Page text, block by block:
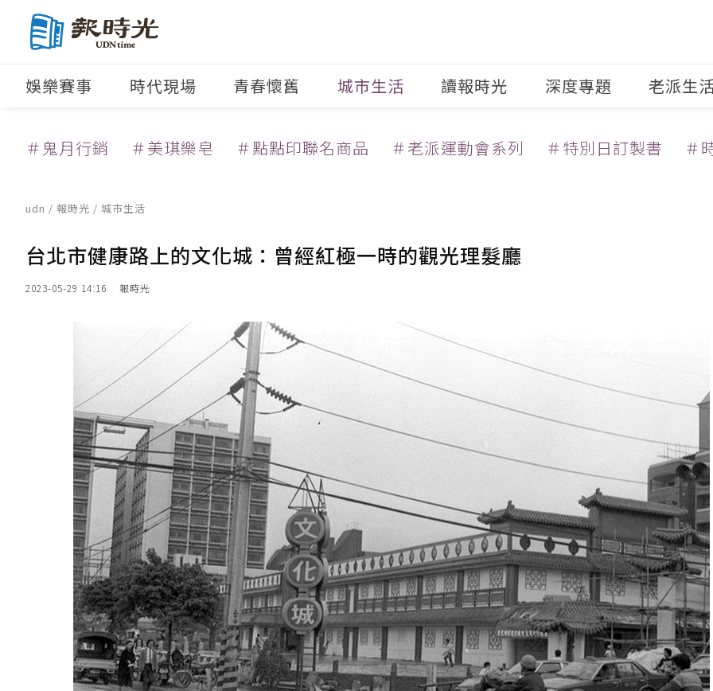
娛樂賽事 時代現場 青春懷舊 城市生活 讀報時光 深度專題 老派生
＃鬼月行銷 ＃美琪樂皂 ＃點點印聯名商品 ＃老派運動會系列 ＃特別日訂製書 ＃
udn / 報時光 / 城市生活
台北市健康路上的文化城：曾經紅極一時的觀光理髮廳
2023-05-29 14:16 報時光